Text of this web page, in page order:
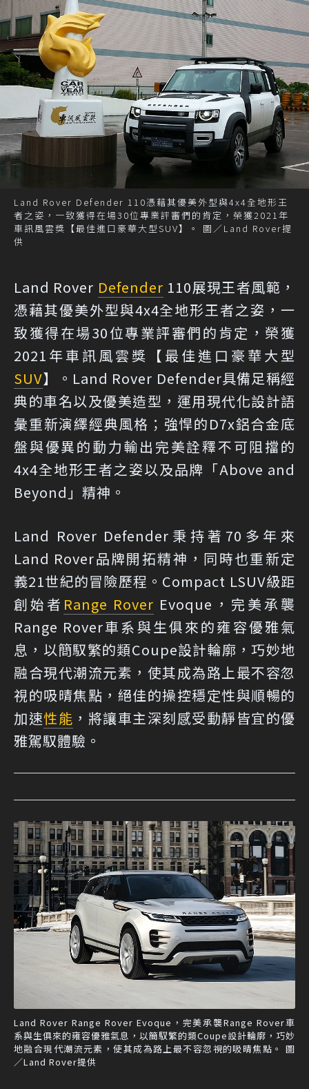
Land Rover Defender 110憑藉其優美外型與4x4全地形王
者之姿，一致獲得在場30位專業評審們的肯定，榮獲2021年
車訊風雲獎【最佳進口豪華大型SUV】。 圖／Land Rover提
供
Land Rover Defender 110展現王者風範，
憑藉其優美外型與4x4全地形王者之姿，一
致獲得在場30位專業評審們的肯定，榮獲
2021年車訊風雲獎【最佳進口豪華大型
SUV】。Land Rover Defender具備足稱經
典的車名以及優美造型，運用現代化設計語
彙重新演繹經典風格；強悍的D7x鋁合金底
盤與優異的動力輸出完美詮釋不可阻擋的
4x4全地形王者之姿以及品牌「Above and
Beyond」精神。
Land Rover Defender秉持著70多年來
Land Rover品牌開拓精神，同時也重新定
義21世紀的冒險歷程。Compact LSUV級距
創始者 Range Rover Evoque，完美承襲
Range Rover車系與生俱來的雍容優雅氣
息，以簡馭繁的類Coupe設計輪廓，巧妙地
融合現代潮流元素，使其成為路上最不容忽
視的吸晴焦點，絕佳的操控穩定性與順暢的
加速性能 ，將讓車主深刻感受動靜皆宜的優
雅駕馭體驗。
Land Rover Range Rover Evoque，完美承襲Range Rover車
系與生俱來的雍容優雅氣息，以簡馭繁的類Coupe設計輪廓，巧妙
地融合現代潮流元素，使其成為路上最不容忽視的吸晴焦點。 圖
／Land Rover提供